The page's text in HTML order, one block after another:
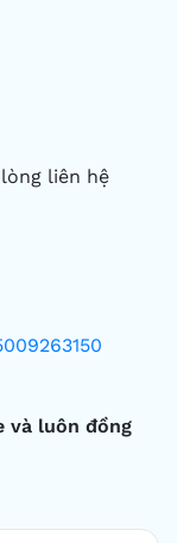
liên hệ
và luôn đồng